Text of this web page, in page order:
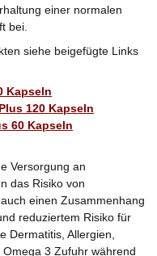
einer normalen
bei.
siehe beigefügte Links
Kapseln
120 Kapseln
60 Kapseln
Versorgung an
das Risiko von
einen Zusammenhang
reduziertem Risiko für
Dermatitis, Allergien,
3 Zufuhr während